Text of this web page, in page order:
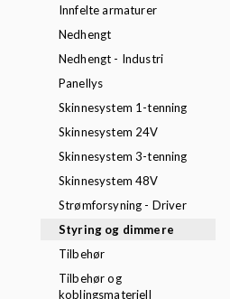
Innfelte armaturer
Nedhengt
Nedhengt - Industri
Panellys
Skinnesystem 1-tenning
Skinnesystem 24V
Skinnesystem 3-tenning
Skinnesystem 48V
Strømforsyning - Driver
Styring og dimmere
Tilbehør
Tilbehør og
koblingsmateriell